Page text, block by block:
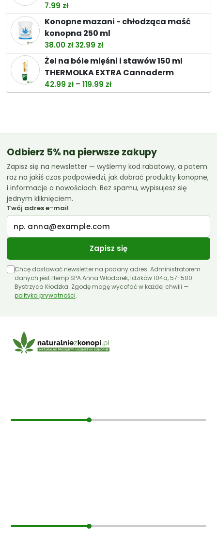
do
119.99 zł
7.99 zł
Konopne mazani - chłodząca maść
konopna 250 ml
38.00 zł Pierwotna
cena
wynosiła:
38.00 zł.
32.99 złAktualna
cena
wynosi:
32.99 zł.
Żel na bóle mięśni i stawów 150 ml
THERMOLKA EXTRA Cannaderm
42.99 zł – 119.99 złZakres
cen:
Odbierz 5% na pierwsze zakupy
Zapisz się na newsletter — wyślemy kod rabatowy, a potem
raz na jakiś czas podpowiedzi, jak dobrać produkty konopne,
i informacje o nowościach. Bez spamu, wypisujesz się
jednym kliknięciem.
Twój adres e-mail
Zapisz się
Chcę dostawać newsletter na podany adres. Administratorem
danych jest Hemp SPA Anna Włodarek, Idzików 104a, 57-500
Bystrzyca Kłodzka. Zgodę mogę wycofać w każdej chwili —
polityka prywatności.